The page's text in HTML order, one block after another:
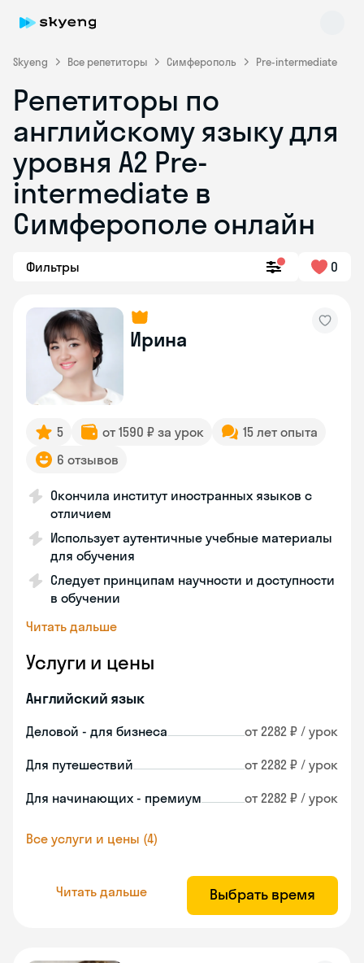
Skyeng Все репетиторы Симферополь Pre-intermediate
Репетиторы по
английскому языку для
уровня A2 Pre-
intermediate в
Симферополе онлайн
Фильтры 0
Ирина
5 от 1590 ₽ за урок
15 лет опыта
6 отзывов
Окончила институт иностранных языков с
отличием
Использует аутентичные учебные материалы
для обучения
Следует принципам научности и доступности
в обучении
Читать дальше
Услуги и цены
Английский язык
Деловой - для бизнеса от 2282 ₽ / урок
Для путешествий от 2282 ₽ / урок
Для начинающих - премиум от 2282 ₽ / урок
Все услуги и цены (4)
Читать дальше Выбрать время
Skyeng Chat
online